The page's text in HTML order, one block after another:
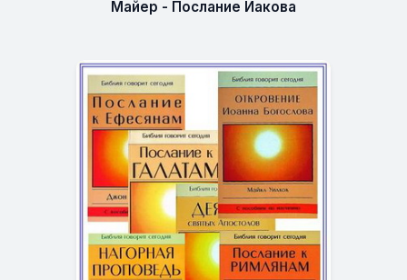
Майер - Послание Иакова